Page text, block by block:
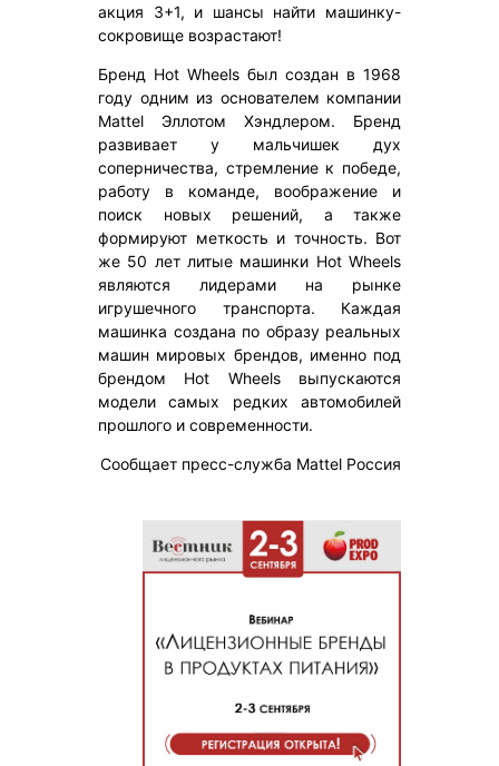
акция 3+1, и шансы найти машинку-
сокровище возрастают!
Бренд Hot Wheels был создан в 1968
году одним из основателем компании
Mattel Эллотом Хэндлером. Бренд
развивает у мальчишек дух
соперничества, стремление к победе,
работу в команде, воображение и
поиск новых решений, а также
формируют меткость и точность. Вот
же 50 лет литые машинки Hot Wheels
являются лидерами на рынке
игрушечного транспорта. Каждая
машинка создана по образу реальных
машин мировых брендов, именно под
брендом Hot Wheels выпускаются
модели самых редких автомобилей
прошлого и современности.
Сообщает пресс-служба Mattel Россия